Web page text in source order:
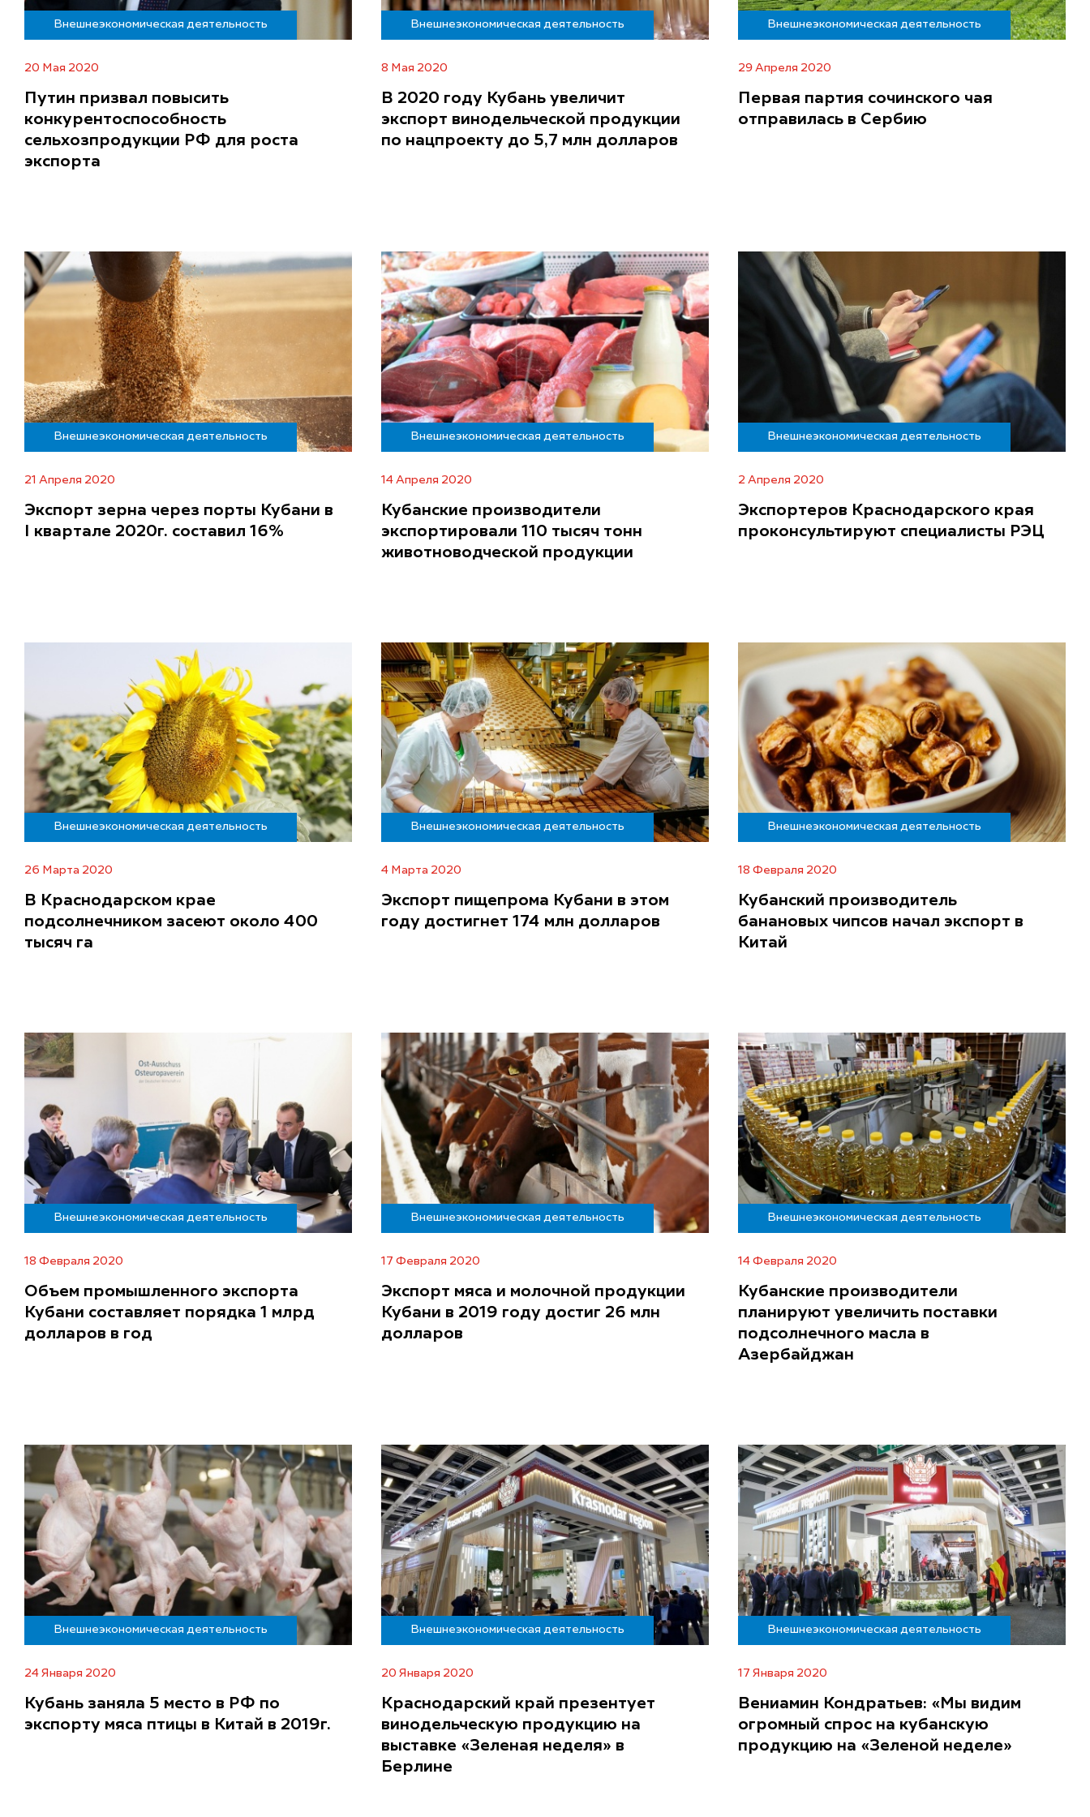
Внешнеэкономическая деятельность
20 Мая 2020
Путин призвал повысить
конкурентоспособность
сельхозпродукции РФ для роста
экспорта
Внешнеэкономическая деятельность
8 Мая 2020
В 2020 году Кубань увеличит
экспорт винодельческой продукции
по нацпроекту до 5,7 млн долларов
Внешнеэкономическая деятельность
29 Апреля 2020
Первая партия сочинского чая
отправилась в Сербию
Внешнеэкономическая деятельность
21 Апреля 2020
Экспорт зерна через порты Кубани в
I квартале 2020г. составил 16%
Внешнеэкономическая деятельность
14 Апреля 2020
Кубанские производители
экспортировали 110 тысяч тонн
животноводческой продукции
Внешнеэкономическая деятельность
2 Апреля 2020
Экспортеров Краснодарского края
проконсультируют специалисты РЭЦ
Внешнеэкономическая деятельность
26 Марта 2020
В Краснодарском крае
подсолнечником засеют около 400
тысяч га
Внешнеэкономическая деятельность
4 Марта 2020
Экспорт пищепрома Кубани в этом
году достигнет 174 млн долларов
Внешнеэкономическая деятельность
18 Февраля 2020
Кубанский производитель
банановых чипсов начал экспорт в
Китай
Внешнеэкономическая деятельность
18 Февраля 2020
Объем промышленного экспорта
Кубани составляет порядка 1 млрд
долларов в год
Внешнеэкономическая деятельность
17 Февраля 2020
Экспорт мяса и молочной продукции
Кубани в 2019 году достиг 26 млн
долларов
Внешнеэкономическая деятельность
14 Февраля 2020
Кубанские производители
планируют увеличить поставки
подсолнечного масла в
Азербайджан
Внешнеэкономическая деятельность
24 Января 2020
Кубань заняла 5 место в РФ по
экспорту мяса птицы в Китай в 2019г.
Внешнеэкономическая деятельность
20 Января 2020
Краснодарский край презентует
винодельческую продукцию на
выставке «Зеленая неделя» в
Берлине
Внешнеэкономическая деятельность
17 Января 2020
Вениамин Кондратьев: «Мы видим
огромный спрос на кубанскую
продукцию на «Зеленой неделе»